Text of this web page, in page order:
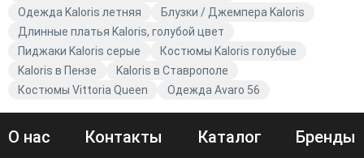
Одежда Kaloris летняя
Блузки / Джемпера Kaloris
Длинные платья Kaloris, голубой цвет
Пиджаки Kaloris серые
Костюмы Kaloris голубые
Kaloris в Пензе
Kaloris в Ставрополе
Костюмы Vittoria Queen
Одежда Avaro 56
О нас Контакты Каталог Бренды